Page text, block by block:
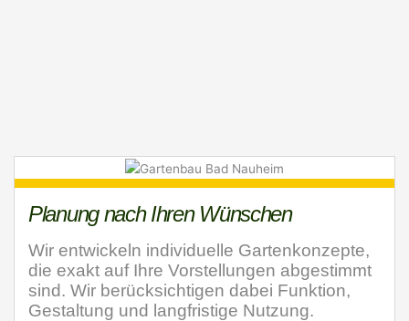
Planung nach Ihren Wünschen
Wir entwickeln individuelle Gartenkonzepte,
die exakt auf Ihre Vorstellungen abgestimmt
sind. Wir berücksichtigen dabei Funktion,
Gestaltung und langfristige Nutzung.